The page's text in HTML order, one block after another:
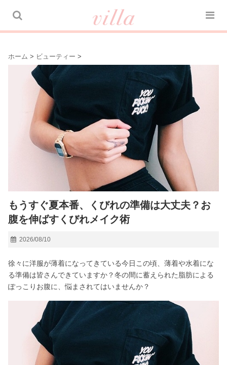
ホーム > ビューティー >
もうすぐ夏本番、くびれの準備は大丈夫？お
腹を伸ばすくびれメイク術
2026/08/10
徐々に洋服が薄着になってきている今日この頃、薄着や水着にな
る準備は皆さんできていますか？冬の間に蓄えられた脂肪による
ぽっこりお腹に、悩まされてはいませんか？